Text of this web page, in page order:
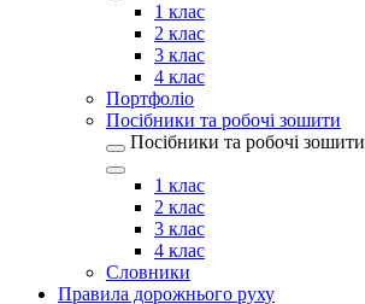
1 клас
2 клас
3 клас
4 клас
Портфоліо
Посібники та робочі зошити
Посібники та робочі зошити
1 клас
2 клас
3 клас
4 клас
Словники
Правила дорожнього руху